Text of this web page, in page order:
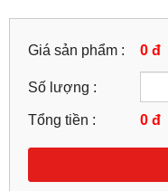
Giá sản phẩm : 0 đ
Số lượng :
Tổng tiền : 0 đ